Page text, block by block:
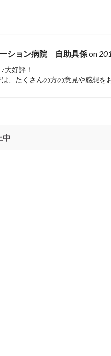
ション病院 自助具係on
大好評！
、たくさんの方の意見や感想
中